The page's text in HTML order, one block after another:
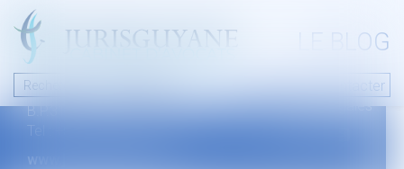
LE BLOG
Nous contacter
46 avenue de la liberté
B.P.315 - 97327 Cayenne Cedex
Tel : +594 594 29 45 35
www.jurisguyane.com
Mentions légales